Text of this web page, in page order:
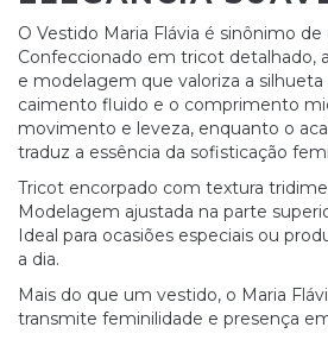
O Vestido Maria Flávia é sinônimo
Confeccionado em tricot detalhado,
e modelagem que valoriza a
caimento fluido e o comprimento
movimento e leveza, enquanto o
traduz a essência da sofisticação
Tricot encorpado com textura
Modelagem ajustada na parte
Ideal para ocasiões especiais ou
a dia.
Mais do que um vestido, o Maria
transmite feminilidade e presença